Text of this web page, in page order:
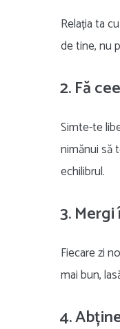
Relația ta
de tine, nu
2. Fă
Simte-te
nimănui să
echilibrul.
3.
Fiecare zi
mai bun,
4.